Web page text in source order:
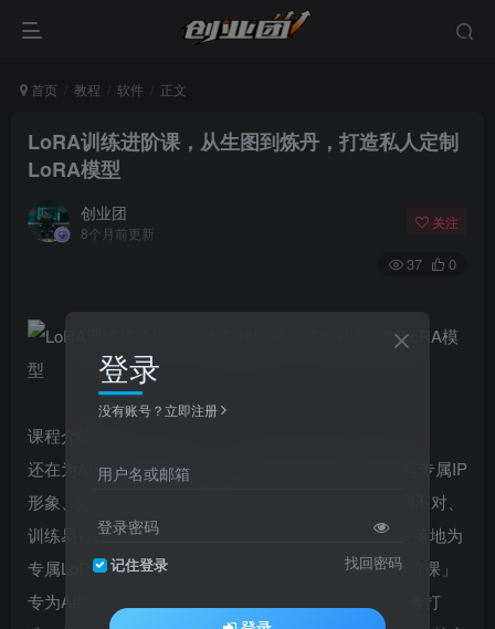
首页 教程 软件 正文
LoRA训练进阶课，从生图到炼丹，打造私人定制
LoRA模型
创业团
8个月前更新
关注
37 0
课程介绍：
还在为AI生图“风格不统一、元素不对味”发愁？想拥有专属IP
形象、定制化风格模型，却卡在“数据准备难、参数调不对、
训练易过拟合”？明明会用AI生图，却不懂如何将创意落地为
专属LoRA模型，错失变现机会？这款「LoRA训练进阶课」
专为AI绘画爱好者、设计师、内容创作者及变现创业者打
登录
没有账号？立即注册
用户名或邮箱
登录密码
记住登录 找回密码